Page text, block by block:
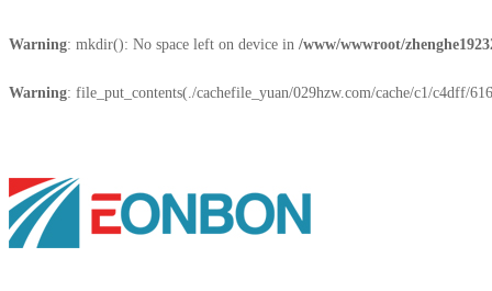
Warning: mkdir(): No space left on device in /www/wwwroot/
Warning: file_put_contents(./cachefile_yuan/029hzw.com/cache/c1/c4dff/